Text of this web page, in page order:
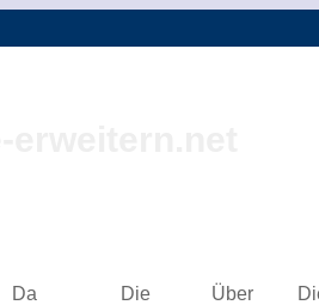
Da Die Über